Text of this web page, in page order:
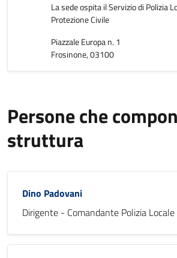
La sede ospita il Servizio di Polizia
Protezione Civile
Piazzale Europa n. 1
Frosinone, 03100
Persone che
struttura
Dino Padovani
Dirigente - Comandante Polizia Locale